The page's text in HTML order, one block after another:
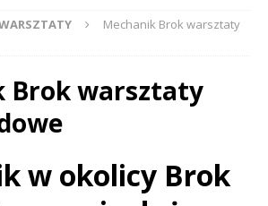
Mechanik Brok warsztaty
Brok warsztaty
w okolicy Brok